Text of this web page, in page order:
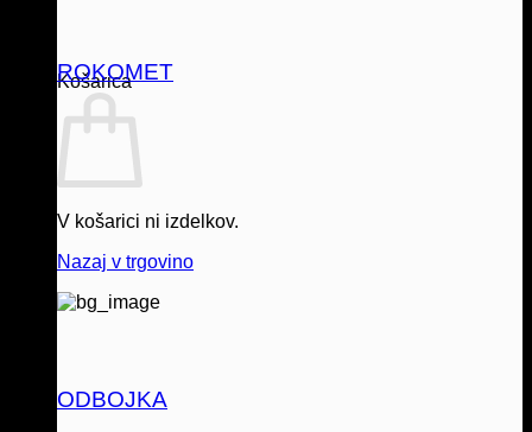
Košarica
V košarici ni izdelkov.
Nazaj v trgovino
ROKOMET
ODBOJKA